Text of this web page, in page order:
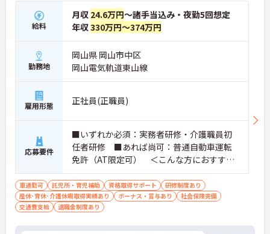
給料
月収 24.6万円～諸手当込み・夜勤5回想定
年収330万円～374万円
勤務地
岡山県 岡山市中区
岡山電気軌道東山線
雇用形態 正社員(正職員)
応募要件
■いずれか必須：実務者研修・介護職員初
任者研修 ■あれば尚可：普通自動車運転
免許（AT限定可） ＜こんな方におすすめ
＞ワークライフバランスを大切にしたいと
お考えの方、入居者様それぞれに合わせ
た、温かいケアを提供したい方、これまで
の介護分野でのご経験を有効に活用したい
方
車通勤可 託児所・育児補助 資格取得サポート
研修制度あり
産休･育休･介護休暇取得実績あり
ボーナス・賞与あり
社会保険完備
交通費支給
退職金制度あり